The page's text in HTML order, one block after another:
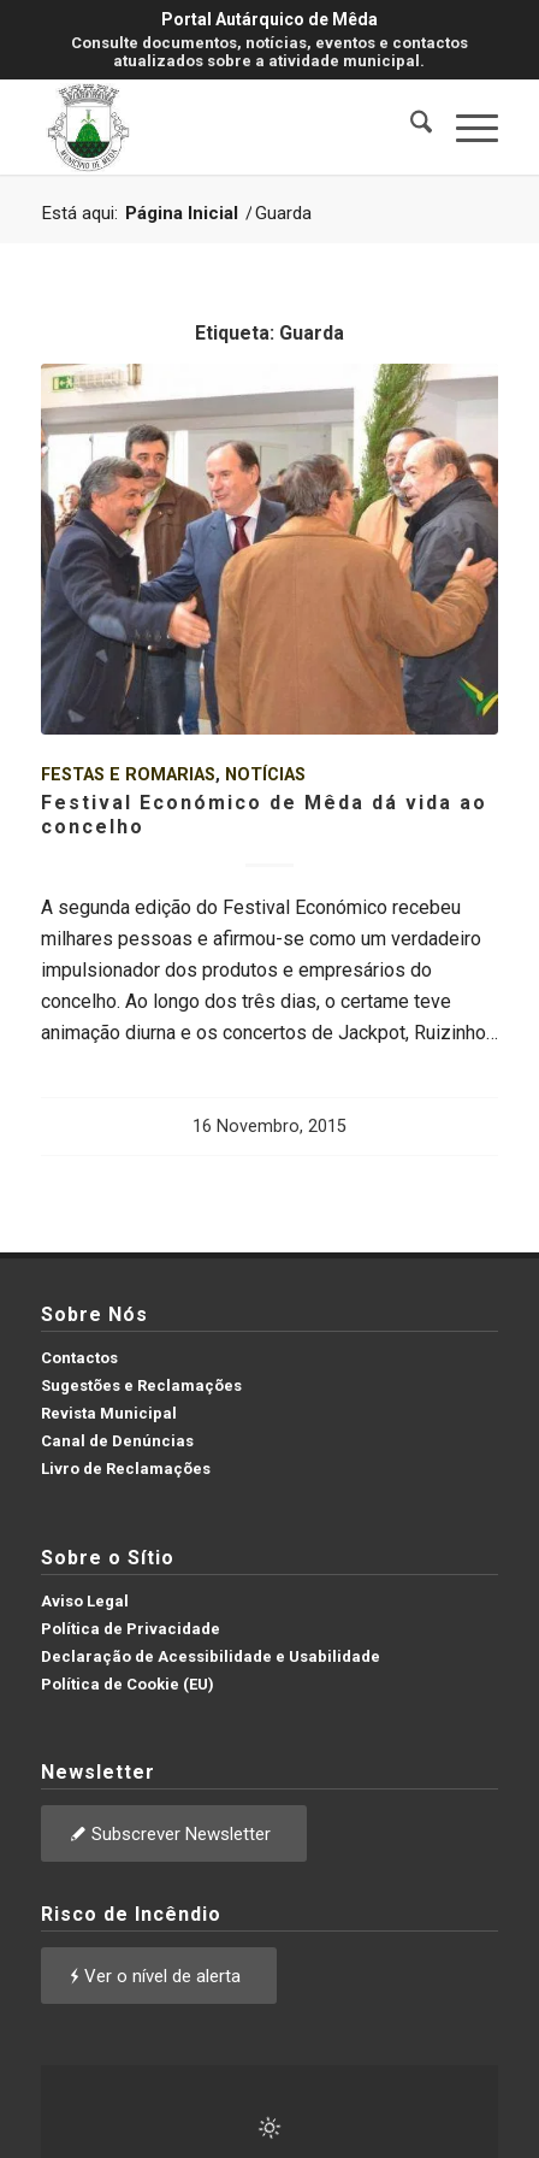
Portal Autárquico de Mêda
Consulte documentos, notícias, eventos e contactos
atualizados sobre a atividade municipal.
Está aqui: Página Inicial /Guarda
Etiqueta: Guarda
FESTAS E ROMARIAS, NOTÍCIAS
Festival Económico de Mêda dá vida ao
concelho
A segunda edição do Festival Económico recebeu
milhares pessoas e afirmou-se como um verdadeiro
impulsionador dos produtos e empresários do
concelho. Ao longo dos três dias, o certame teve
animação diurna e os concertos de Jackpot, Ruizinho…
16 Novembro, 2015
Sobre Nós
Contactos
Sugestões e Reclamações
Revista Municipal
Canal de Denúncias
Livro de Reclamações
Sobre o Sítio
Aviso Legal
Política de Privacidade
Declaração de Acessibilidade e Usabilidade
Política de Cookie (EU)
Newsletter
Subscrever Newsletter
Risco de Incêndio
Ver o nível de alerta